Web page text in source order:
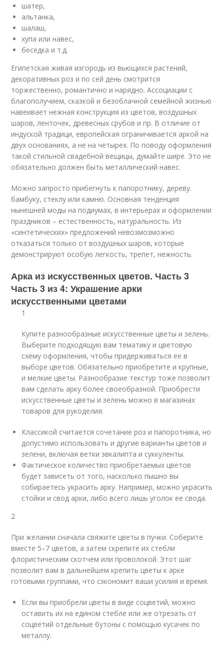
шатер,
альтанка,
шалаш,
хупа или навес,
беседка и т.д.
Египетская живая изгородь из вьющихся растений,
декоративных роз и по сей день смотрится
торжественно, романтично и нарядно. Ассоциации с
благополучием, сказкой и безоблачной семейной жизнью
навеивает нежная конструкция из цветов, воздушных
шаров, ленточек, древесных срубов и пр. В отличие от
индуской традици, европейская ограничивается аркой на
двух основаниях, а не на четырех. По поводу оформления
такой стильной свадебной вещицы, думайте шире. Это не
обязательно должен быть металлический навес.
Можно запросто прибегнуть к папоротнику, дереву.
бамбуку, стеклу или камню. Основная тенденция
нынешней моды на подиумах, в интерьерах и оформлении
праздников – естественность, натуральность. Из
«синтетических» предложений невозмозможно
отказаться только от воздушных шаров, которые
демонстрируют особую легкость, трепет, нежность.
Арка из искусственных цветов. Часть 3
Часть 3 из 4: Украшение арки
искусственными цветами
1
Купите разнообразные искусственные цветы и зелень.
Выберите подходящую вам тематику и цветовую
схему оформления, чтобы придерживаться ее в
выборе цветов. Обязательно приобретите и крупные,
и мелкие цветы. Разнообразие текстур тоже позволит
вам сделать арку более своеобразной. Приобрести
искусственные цветы и зелень можно в магазинах
товаров для рукоделия.
Классикой считается сочетание роз и папоротника, но
допустимо использовать и другие варианты цветов и
зелени, включая ветки эвкалипта и суккуленты.
Фактическое количество приобретаемых цветов
будет зависеть от того, насколько пышно вы
собираетесь украсить арку. Например, можно украсить
стойки и свод арки, либо всего лишь уголок ее свода.
2
При желании сначала свяжите цветы в пучки. Соберите
вместе 5–7 цветов, а затем скрепите их стебли
флористическим скотчем или проволокой. Этот шаг
позволит вам в дальнейшем крепить цветы к арке
готовыми группами, что сэкономит ваши усилия и время.
Если вы приобрели цветы в виде соцветий, можно
оставить их на едином стебле или же отрезать от
соцветий отдельные бутоны с помощью кусачек по
металлу.